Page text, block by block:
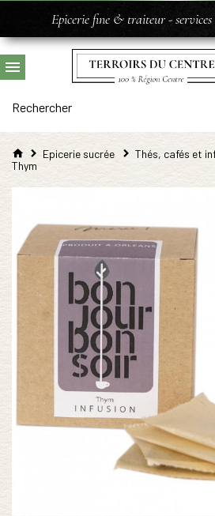
Epicerie fine & traiteur - services
Epicerie sucrée Thés, cafés et
Thym